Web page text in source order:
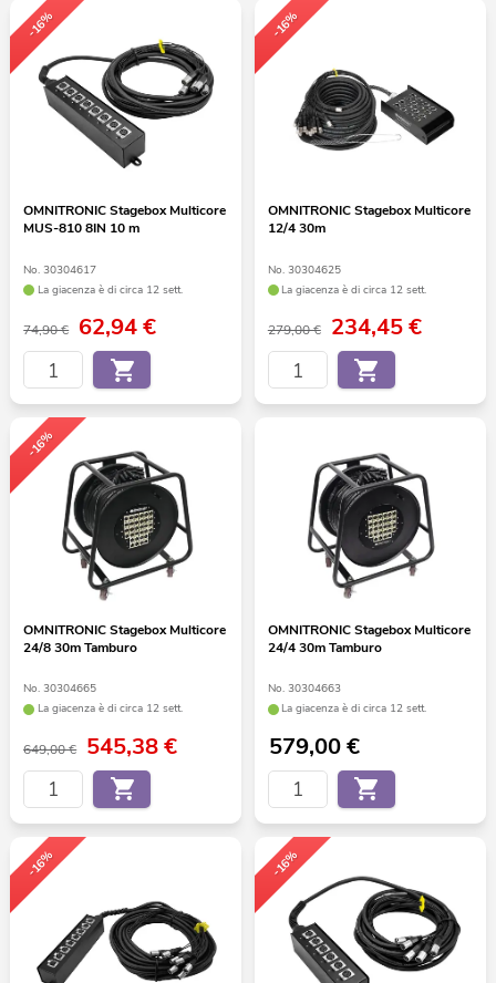
-16%
OMNITRONIC Stagebox Multicore
MUS-810 8IN 10 m
No. 30304617
La giacenza è di circa 12 sett.
74,90 € 62,94€
-16%
OMNITRONIC Stagebox Multicore
12/4 30m
No. 30304625
La giacenza è di circa 12 sett.
279,00 € 234,45€
-16%
OMNITRONIC Stagebox Multicore
24/8 30m Tamburo
No. 30304665
La giacenza è di circa 12 sett.
649,00 € 545,38€
OMNITRONIC Stagebox Multicore
24/4 30m Tamburo
No. 30304663
La giacenza è di circa 12 sett.
579,00€
-16% -16%